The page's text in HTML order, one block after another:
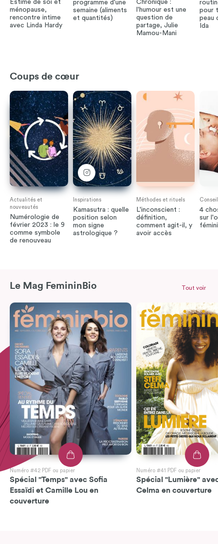
Estime de soi et
ménopause,
rencontre intime
avec Linda Hardy
programme d'une
semaine (aliments
et quantités)
Chronique :
l'humour est une
question de
partage, Julie
Mamou-Mani
pour
peau
Ida
Coups de cœur
Actualités et
nouveautés
Numérologie de
février 2023 : le 9
comme symbole
de renouveau
Inspirations
Kamasutra : quelle
position selon
mon signe
astrologique ?
Méthodes et rituels
L'inconscient :
définition,
comment agit-il, y
avoir accès
4
sur
Le Mag FemininBio
Numéro #42 PDF ou papier
Spécial "Temps" avec Sofia
Essaïdi et Camille Lou en
couverture
Numéro #41 PDF ou papier
Spécial "Lumière"
Celma en couverture
Tout voir